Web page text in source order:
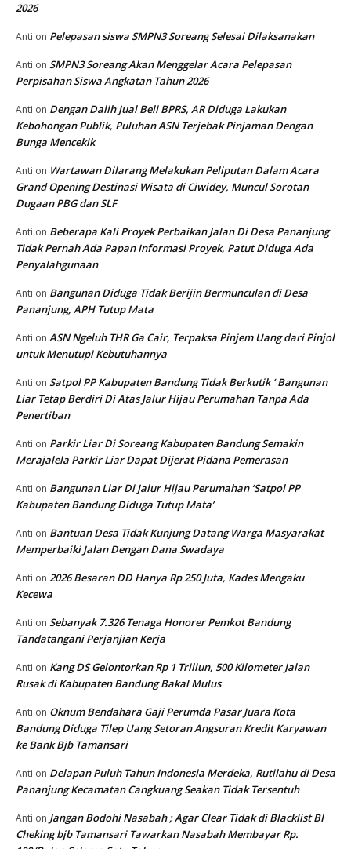
2026
Anti on Pelepasan siswa SMPN3 Soreang Selesai Dilaksanakan
Anti on SMPN3 Soreang Akan Menggelar Acara Pelepasan
Perpisahan Siswa Angkatan Tahun 2026
Anti on Dengan Dalih Jual Beli BPRS, AR Diduga Lakukan
Kebohongan Publik, Puluhan ASN Terjebak Pinjaman Dengan
Bunga Mencekik
Anti on Wartawan Dilarang Melakukan Peliputan Dalam Acara
Grand Opening Destinasi Wisata di Ciwidey, Muncul Sorotan
Dugaan PBG dan SLF
Anti on Beberapa Kali Proyek Perbaikan Jalan Di Desa Pananjung
Tidak Pernah Ada Papan Informasi Proyek, Patut Diduga Ada
Penyalahgunaan
Anti on Bangunan Diduga Tidak Berijin Bermunculan di Desa
Pananjung, APH Tutup Mata
Anti on ASN Ngeluh THR Ga Cair, Terpaksa Pinjem Uang dari Pinjol
untuk Menutupi Kebutuhannya
Anti on Satpol PP Kabupaten Bandung Tidak Berkutik ‘ Bangunan
Liar Tetap Berdiri Di Atas Jalur Hijau Perumahan Tanpa Ada
Penertiban
Anti on Parkir Liar Di Soreang Kabupaten Bandung Semakin
Merajalela Parkir Liar Dapat Dijerat Pidana Pemerasan
Anti on Bangunan Liar Di Jalur Hijau Perumahan ‘Satpol PP
Kabupaten Bandung Diduga Tutup Mata’
Anti on Bantuan Desa Tidak Kunjung Datang Warga Masyarakat
Memperbaiki Jalan Dengan Dana Swadaya
Anti on 2026 Besaran DD Hanya Rp 250 Juta, Kades Mengaku
Kecewa
Anti on Sebanyak 7.326 Tenaga Honorer Pemkot Bandung
Tandatangani Perjanjian Kerja
Anti on Kang DS Gelontorkan Rp 1 Triliun, 500 Kilometer Jalan
Rusak di Kabupaten Bandung Bakal Mulus
Anti on Oknum Bendahara Gaji Perumda Pasar Juara Kota
Bandung Diduga Tilep Uang Setoran Angsuran Kredit Karyawan
ke Bank Bjb Tamansari
Anti on Delapan Puluh Tahun Indonesia Merdeka, Rutilahu di Desa
Pananjung Kecamatan Cangkuang Seakan Tidak Tersentuh
Anti on Jangan Bodohi Nasabah ; Agar Clear Tidak di Blacklist BI
Cheking bjb Tamansari Tawarkan Nasabah Membayar Rp.